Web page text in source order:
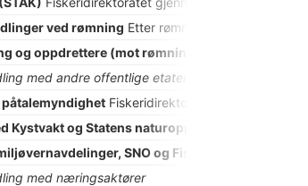
ved rømning Etter rømningene de første
og oppdrettere (mot rømninger)
med andre offentlige etater
Fiskeridirektoratet ønsker å
Kystvakt og Statens naturoppsyn (SNO)
SNO og Fiskeridirektoratet i
med næringsaktører